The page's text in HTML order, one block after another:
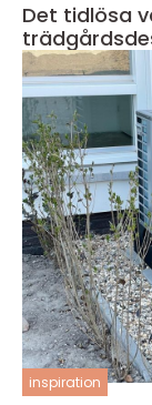
Det tidlösa
inspiration